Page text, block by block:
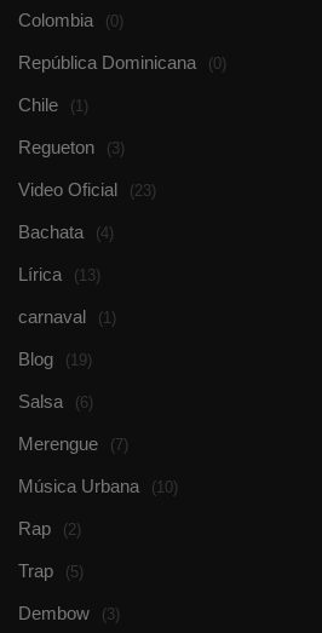
Colombia (0)
República Dominicana (0)
Chile (1)
Regueton (3)
Video Oficial (23)
Bachata (4)
Lírica (13)
carnaval (1)
Blog (19)
Salsa (6)
Merengue (7)
Música Urbana (10)
Rap (2)
Trap (5)
Dembow (3)